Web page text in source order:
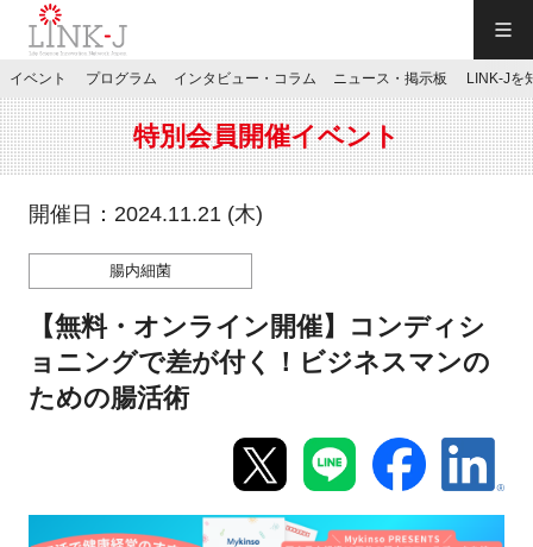
JP／EN
特別会員専用メニュー
施設ご予約
イベント プログラム インタビュー・コラム ニュース・掲示板 LINK-Jを
特別会員開催イベント
開催日：2024.11.21 (木)
腸内細菌
【無料・オンライン開催】コンディシ
ョニングで差が付く！ビジネスマンの
ための腸活術